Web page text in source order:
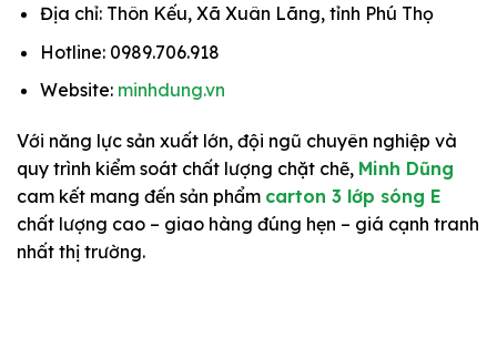
Địa chỉ: Thôn Kếu, Xã Xuân Lãng, tỉnh Phú Thọ
Hotline: 0989.706.918
Website: minhdung.vn
Với năng lực sản xuất lớn, đội ngũ chuyên nghiệp và
quy trình kiểm soát chất lượng chặt chẽ, Minh Dũng
cam kết mang đến sản phẩm carton 3 lớp sóng E
chất lượng cao – giao hàng đúng hẹn – giá cạnh tranh
nhất thị trường.